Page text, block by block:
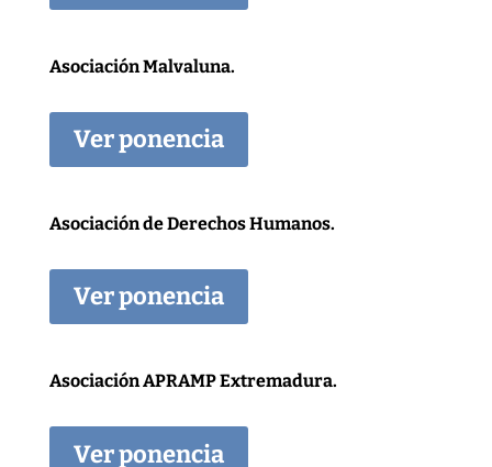
Asociación Malvaluna.
Ver ponencia
Asociación de Derechos Humanos.
Ver ponencia
Asociación APRAMP Extremadura.
Ver ponencia